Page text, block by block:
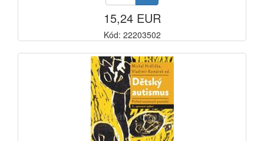
15,24 EUR
Kód: 22203502